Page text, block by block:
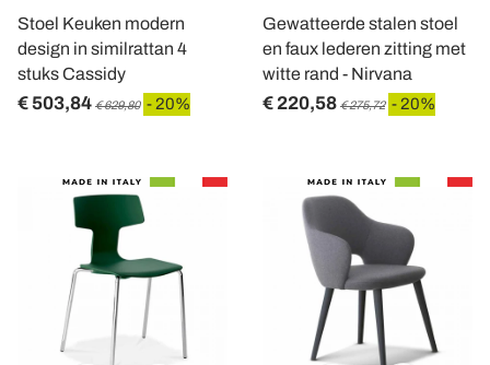
Stoel Keuken modern
design in similrattan 4
stuks Cassidy
€ 503,84 € 629,80 - 20%
Gewatteerde stalen stoel
en faux lederen zitting met
witte rand - Nirvana
€ 220,58 € 275,72 - 20%